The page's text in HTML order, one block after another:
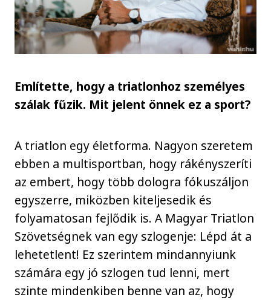
Említette, hogy a triatlonhoz személyes
szálak fűzik. Mit jelent önnek ez a sport?
A triatlon egy életforma. Nagyon szeretem
ebben a multisportban, hogy rákényszeríti
az embert, hogy több dologra fókuszáljon
egyszerre, miközben kiteljesedik és
folyamatosan fejlődik is. A Magyar Triatlon
Szövetségnek van egy szlogenje: Lépd át a
lehetetlent! Ez szerintem mindannyiunk
számára egy jó szlogen tud lenni, mert
szinte mindenkiben benne van az, hogy